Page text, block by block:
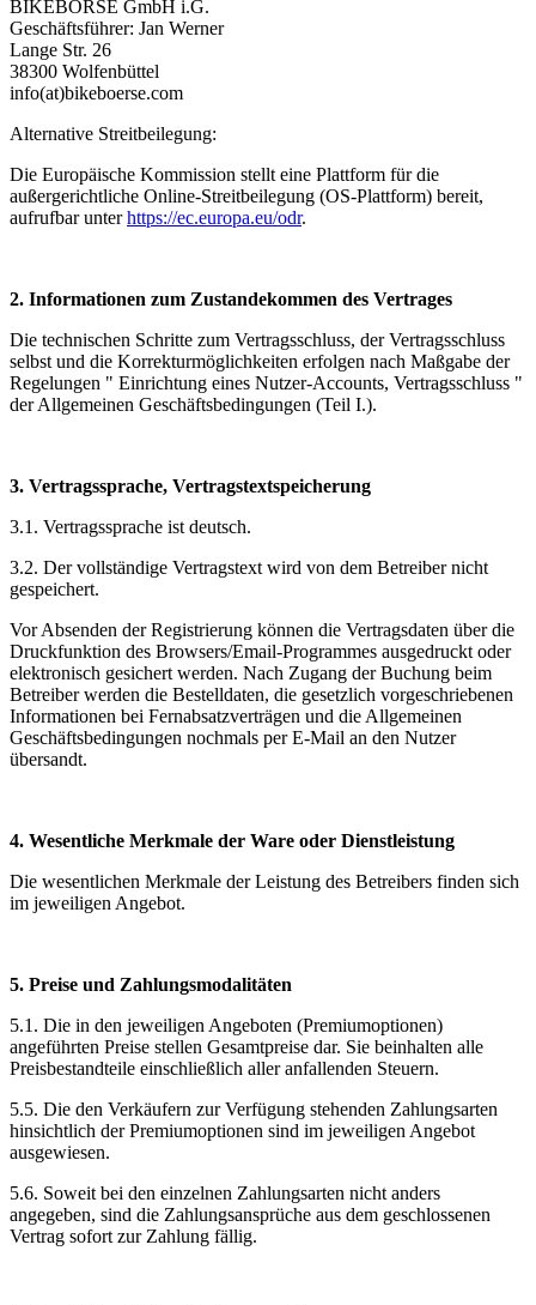
BIKEBÖRSE GmbH i.G.
Geschäftsführer: Jan Werner
Lange Str. 26
38300 Wolfenbüttel
info(at)bikeboerse.com
Alternative Streitbeilegung:
Die Europäische Kommission stellt eine Plattform für die
außergerichtliche Online-Streitbeilegung (OS-Plattform) bereit,
aufrufbar unterhttps://ec.europa.eu/odr.
2. Informationen zum Zustandekommen des Vertrages
Die technischen Schritte zum Vertragsschluss, der Vertragsschluss
selbst und die Korrekturmöglichkeiten erfolgen nach Maßgabe der
Regelungen " Einrichtung eines Nutzer-Accounts, Vertragsschluss "
der Allgemeinen Geschäftsbedingungen (Teil I.).
3. Vertragssprache, Vertragstextspeicherung
3.1. Vertragssprache ist deutsch.
3.2. Der vollständige Vertragstext wird von dem Betreiber nicht
gespeichert.
Vor Absenden der Registrierung können die Vertragsdaten über die
Druckfunktion des Browsers/Email-Programmes ausgedruckt oder
elektronisch gesichert werden. Nach Zugang der Buchung beim
Betreiber werden die Bestelldaten, die gesetzlich vorgeschriebenen
Informationen bei Fernabsatzverträgen und die Allgemeinen
Geschäftsbedingungen nochmals per E-Mail an den Nutzer
übersandt.
4. Wesentliche Merkmale der Ware oder Dienstleistung
Die wesentlichen Merkmale der Leistung des Betreibers finden sich
im jeweiligen Angebot.
5. Preise und Zahlungsmodalitäten
5.1. Die in den jeweiligen Angeboten (Premiumoptionen)
angeführten Preise stellen Gesamtpreise dar. Sie beinhalten alle
Preisbestandteile einschließlich aller anfallenden Steuern.
5.5. Die den Verkäufern zur Verfügung stehenden Zahlungsarten
hinsichtlich der Premiumoptionen sind im jeweiligen Angebot
ausgewiesen.
5.6. Soweit bei den einzelnen Zahlungsarten nicht anders
angegeben, sind die Zahlungsansprüche aus dem geschlossenen
Vertrag sofort zur Zahlung fällig.